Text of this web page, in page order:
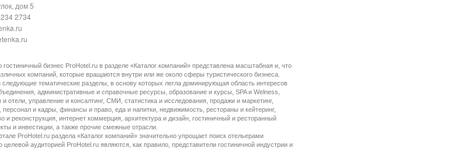
дом 5
2734
бизнес ProHotel.ru в разделе «Каталог компаний» представлена масштабная и, что
компаний, которые вращаются внутри или же около сферы туристического бизнеса.
следующие тематические разделы, в основу которых легла доминирующая область интересов
административные и справочные ресурсы, образование и курсы, SPA и Welness,
отели, управление и консалтинг, СМИ, статистика и исследования, продажи и маркетинг,
персонал и кадры, финансы и право, еда и напитки, недвижимость, рестораны и кейтеринг,
и реконструкция, интернет коммерция, архитектура и дизайн, гостиничный и ресторанный
и инвестиции, а также прочие смежные отрасли.
ProHotel.ru раздела «Каталог компаний» значительно упрощает поиск отельерами
аудиторией ProHotel.ru являются, как правило, представители гостиничной индустрии и